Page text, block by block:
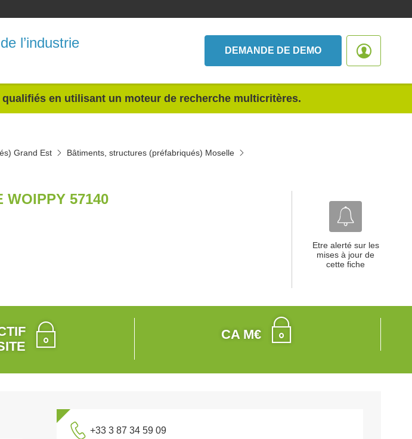
l’industrie
DEMANDE DE DEMO
en utilisant un moteur de recherche multicritères.
Grand Est
Bâtiments, structures (préfabriqués) Moselle
WOIPPY 57140
Etre alerté sur les
mises à jour de
cette fiche
CA M€
+33 3 87 34 59 09